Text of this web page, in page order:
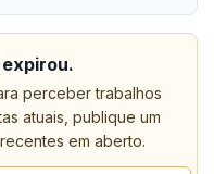
perceber trabalhos
atuais, publique um
em aberto.